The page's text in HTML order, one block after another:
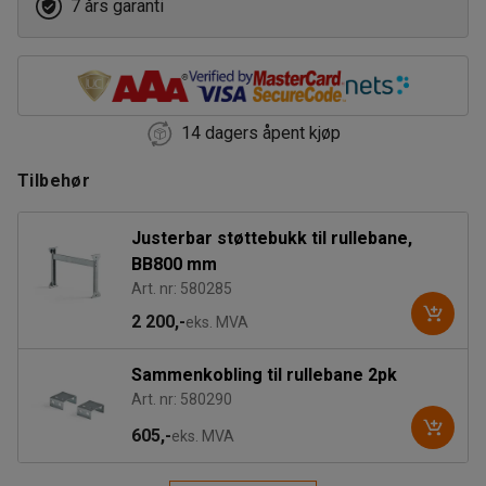
7 års garanti
14 dagers åpent kjøp
Tilbehør
Justerbar støttebukk til rullebane,
BB800 mm
Art. nr: 580285
2 200,-eks. MVA
Sammenkobling til rullebane 2pk
Art. nr: 580290
605,-eks. MVA